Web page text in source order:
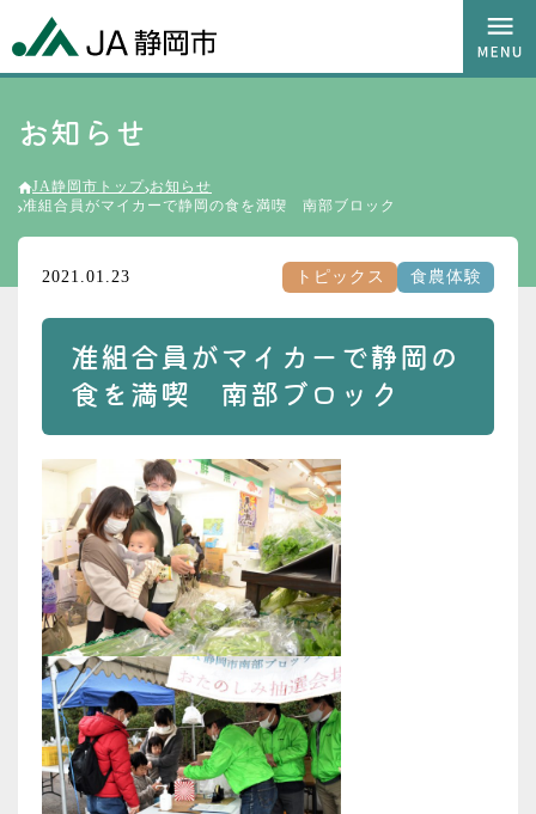
お知らせ
JA静岡市トップ お知らせ
准組合員がマイカーで静岡の食を満喫 南部ブロック
2021.01.23 トピックス 食農体験
准組合員がマイカーで静岡の
食を満喫 南部ブロック